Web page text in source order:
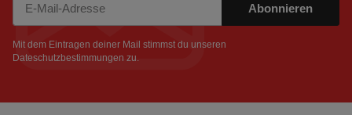
Abonnieren
Mit dem Eintragen deiner Mail stimmst du unseren
Dateschutzbestimmungen zu.